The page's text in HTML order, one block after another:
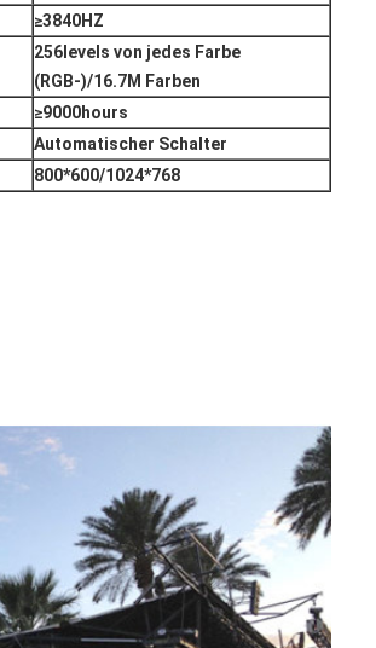
≥3840HZ
256levels von jedes Farbe
(RGB-)/16.7M Farben
≥9000hours
Automatischer Schalter
800*600/1024*768